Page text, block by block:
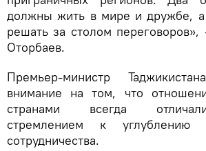
должны жить в мире и дружбе,
решать за столом переговоров»,
Оторбаев.
Премьер-министр
внимание на том, что
странами всегда
стремлением к углублению
сотрудничества.